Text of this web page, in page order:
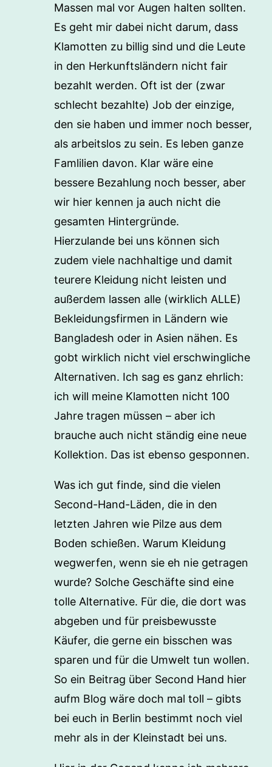
Massen mal vor Augen halten sollten.
Es geht mir dabei nicht darum, dass
Klamotten zu billig sind und die Leute
in den Herkunftsländern nicht fair
bezahlt werden. Oft ist der (zwar
schlecht bezahlte) Job der einzige,
den sie haben und immer noch besser,
als arbeitslos zu sein. Es leben ganze
Famlilien davon. Klar wäre eine
bessere Bezahlung noch besser, aber
wir hier kennen ja auch nicht die
gesamten Hintergründe.
Hierzulande bei uns können sich
zudem viele nachhaltige und damit
teurere Kleidung nicht leisten und
außerdem lassen alle (wirklich ALLE)
Bekleidungsfirmen in Ländern wie
Bangladesh oder in Asien nähen. Es
gobt wirklich nicht viel erschwingliche
Alternativen. Ich sag es ganz ehrlich:
ich will meine Klamotten nicht 100
Jahre tragen müssen – aber ich
brauche auch nicht ständig eine neue
Kollektion. Das ist ebenso gesponnen.
Was ich gut finde, sind die vielen
Second-Hand-Läden, die in den
letzten Jahren wie Pilze aus dem
Boden schießen. Warum Kleidung
wegwerfen, wenn sie eh nie getragen
wurde? Solche Geschäfte sind eine
tolle Alternative. Für die, die dort was
abgeben und für preisbewusste
Käufer, die gerne ein bisschen was
sparen und für die Umwelt tun wollen.
So ein Beitrag über Second Hand hier
aufm Blog wäre doch mal toll – gibts
bei euch in Berlin bestimmt noch viel
mehr als in der Kleinstadt bei uns.